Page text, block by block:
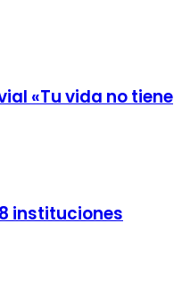
«Tu vida no tiene
instituciones